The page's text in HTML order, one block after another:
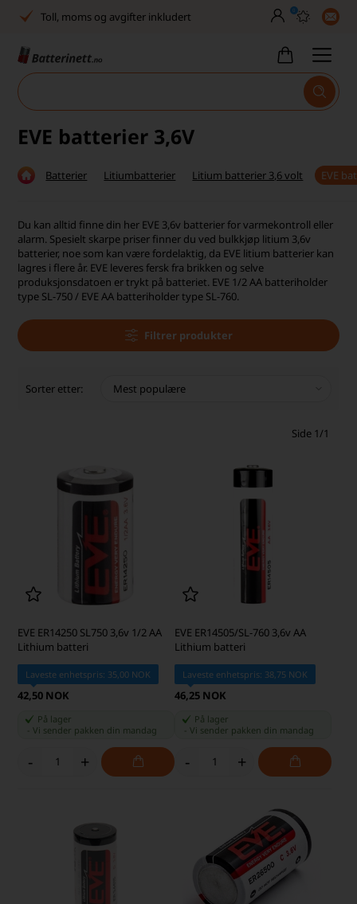
30 dagers full returrett
Billig frakt
30 dagers full returrett
Billig frakt
Tlf. er stengt uke 27–32
Høy kundetilfredshet
0
EVE batterier 3,6V
Batterier Litiumbatterier Litium batterier 3,6 volt EVE
Du kan alltid finne din her EVE 3,6v batterier for varmekontroll eller
alarm. Spesielt skarpe priser finner du ved bulkkjøp litium 3,6v
batterier, noe som kan være fordelaktig, da EVE litium batterier kan
lagres i flere år. EVE leveres fersk fra brikken og selve
produksjonsdatoen er trykt på batteriet. EVE 1/2 AA batteriholder
type SL-750 / EVE AA batteriholder type SL-760.
Filtrer produkter
Sorter etter:
Side 1/1
EVE ER14250 SL750 3,6v 1/2 AA
Lithium batteri
Laveste enhetspris: 35,00 NOK
42,50 NOK
På lager
-Vi sender pakken din mandag
- +
EVE ER14505/SL-760 3,6v AA
Lithium batteri
Laveste enhetspris: 38,75 NOK
46,25 NOK
På lager
Vi sender pakken din mandag
- +